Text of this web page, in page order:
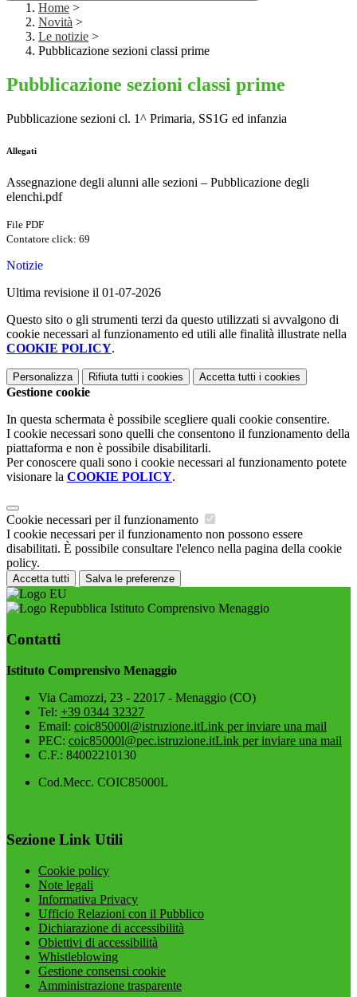
Home >
Novità >
Le notizie >
Pubblicazione sezioni classi prime
Pubblicazione sezioni classi prime
Pubblicazione sezioni cl. 1^ Primaria, SS1G ed infanzia
Allegati
Assegnazione degli alunni alle sezioni – Pubblicazione degli
elenchi.pdf
File PDF
Contatore click: 69
Notizie
Ultima revisione il 01-07-2026
Questo sito o gli strumenti terzi da questo utilizzati si avvalgono di
cookie necessari al funzionamento ed utili alle finalità illustrate nella
COOKIE POLICY.
Personalizza Rifiuta tutti i cookies Accetta tutti i cookies
Gestione cookie
In questa schermata è possibile scegliere quali cookie consentire.
I cookie necessari sono quelli che consentono il funzionamento della
piattaforma e non è possibile disabilitarli.
Per conoscere quali sono i cookie necessari al funzionamento potete
visionare la COOKIE POLICY.
Cookie necessari per il funzionamento
I cookie necessari per il funzionamento non possono essere
disabilitati. È possibile consultare l'elenco nella pagina della cookie
policy.
Accetta tutti Salva le preferenze
Istituto Comprensivo Menaggio
Contatti
Istituto Comprensivo Menaggio
Via Camozzi, 23 - 22017 - Menaggio (CO)
Tel: +39 0344 32327
Email: coic85000l@istruzione.itLink per inviare una mail
PEC: coic85000l@pec.istruzione.itLink per inviare una mail
C.F.: 84002210130
Cod.Mecc. COIC85000L
Sezione Link Utili
Cookie policy
Note legali
Informativa Privacy
Ufficio Relazioni con il Pubblico
Dichiarazione di accessibilità
Obiettivi di accessibilità
Whistleblowing
Gestione consensi cookie
Amministrazione trasparente